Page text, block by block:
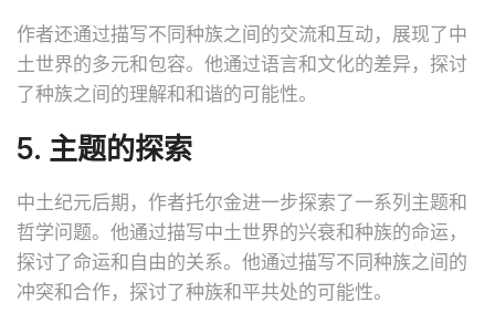
作者还通过描写不同种族之间的交流和互动，展现了中
土世界的多元和包容。他通过语言和文化的差异，探讨
了种族之间的理解和和谐的可能性。
5. 主题的探索
中土纪元后期，作者托尔金进一步探索了一系列主题和
哲学问题。他通过描写中土世界的兴衰和种族的命运，
探讨了命运和自由的关系。他通过描写不同种族之间的
冲突和合作，探讨了种族和平共处的可能性。